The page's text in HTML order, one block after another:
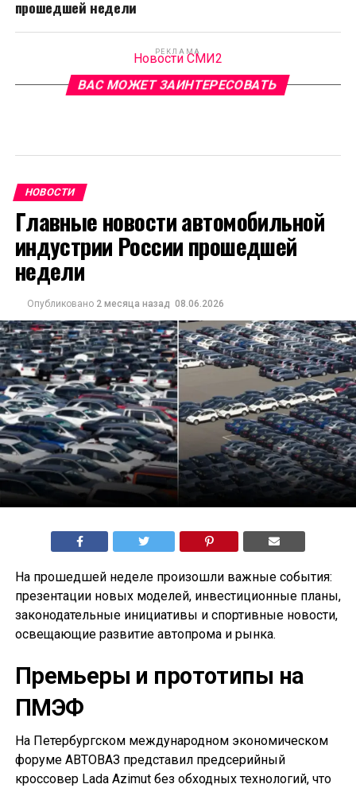
прошедшей недели
РЕКЛАМА
Новости СМИ2
ВАС МОЖЕТ ЗАИНТЕРЕСОВАТЬ
НОВОСТИ
Главные новости автомобильной
индустрии России прошедшей
недели
Опубликовано 2 месяца назад 08.06.2026
На прошедшей неделе произошли важные события:
презентации новых моделей, инвестиционные планы,
законодательные инициативы и спортивные новости,
освещающие развитие автопрома и рынка.
Премьеры и прототипы на
ПМЭФ
На Петербургском международном экономическом
форуме АВТОВАЗ представил предсерийный
кроссовер Lada Azimut без обходных технологий, что